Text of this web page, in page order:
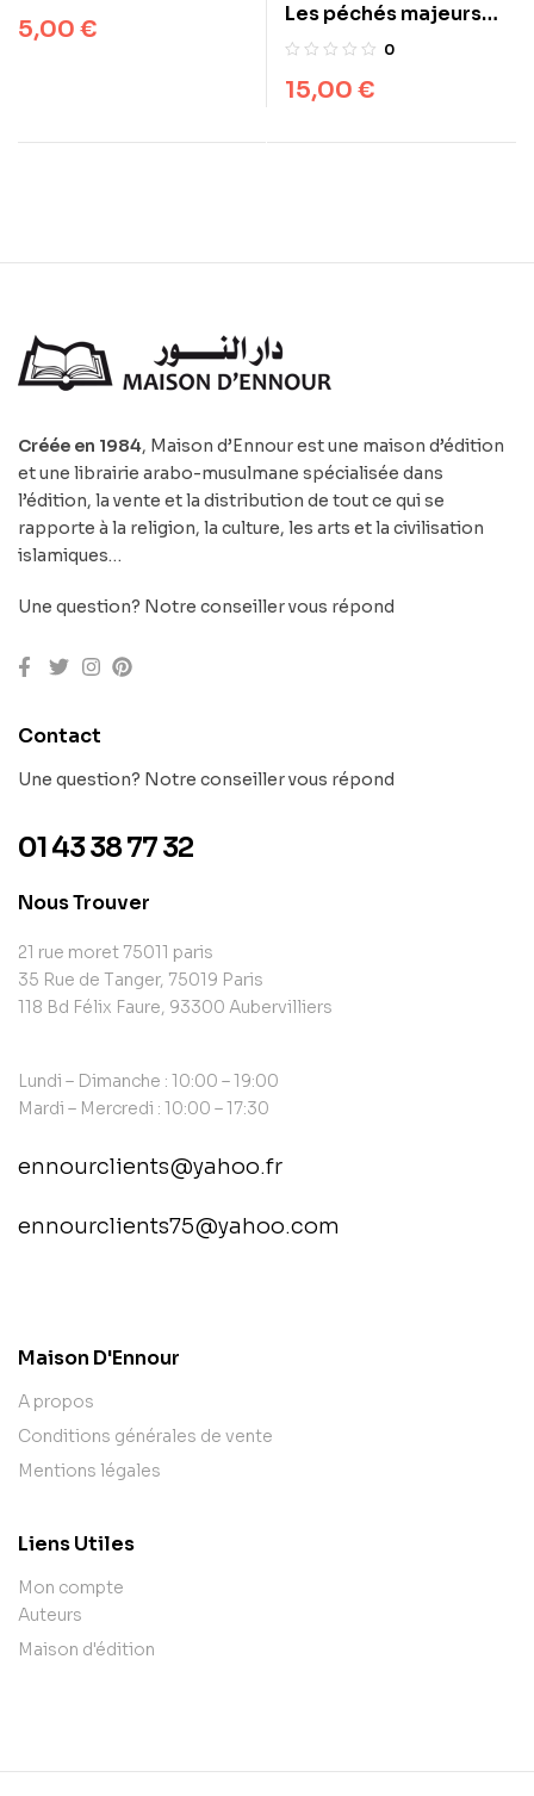
Dhahabi
5,00 €
Les péchés majeurs
dans l’Islam
0
15,00 €
Créée en 1984, Maison d’Ennour est une maison d’édition
et une librairie arabo-musulmane spécialisée dans
l’édition, la vente et la distribution de tout ce qui se
rapporte à la religion, la culture, les arts et la civilisation
islamiques…
Une question? Notre conseiller vous répond
Contact
Une question? Notre conseiller vous répond
01 43 38 77 32
Nous Trouver
21 rue moret 75011 paris
35 Rue de Tanger, 75019 Paris
118 Bd Félix Faure, 93300 Aubervilliers
Lundi – Dimanche : 10:00 – 19:00
Mardi – Mercredi : 10:00 – 17:30
ennourclients@yahoo.fr
ennourclients75@yahoo.com
Maison D'Ennour
A propos
Conditions générales de vente
Mentions légales
Liens Utiles
Mon compte
Auteurs
Maison d'édition